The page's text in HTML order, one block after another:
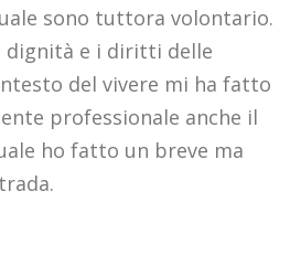
sono tuttora volontario.
dignità e i diritti delle
del vivere mi ha fatto
professionale anche il
ho fatto un breve ma